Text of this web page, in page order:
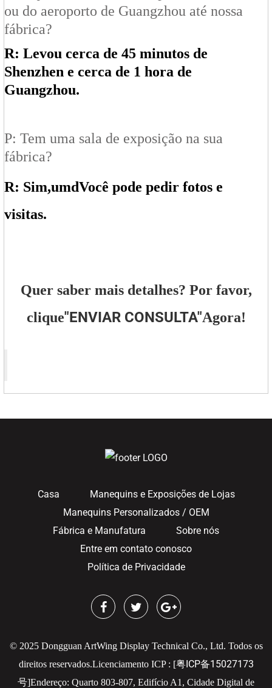
ou do aeroporto de Guangzhou até nossa
fábrica?
R: Levou cerca de 45 minutos de
Shenzhen e cerca de 1 hora de
Guangzhou.
P: Tem uma sala de exposição na sua
fábrica?
R: Sim,umdVocê pode pedir fotos e
visitas.
Quer saber mais detalhes? Por favor,
clique"ENVIAR CONSULTA"Agora!
Casa
Manequins e Exposições de Lojas
Manequins Personalizados / OEM
Fábrica e Manufatura
Sobre nós
Entre em contato conosco
Política de Privacidade
© 2025 Dongguan ArtWing Display Technical Co., Ltd. Todos os
direitos reservados.Licenciamento ICP : [粤ICP备15027173
号]Endereço: Quarto 803-807, Edifício A1, Cidade Digital de